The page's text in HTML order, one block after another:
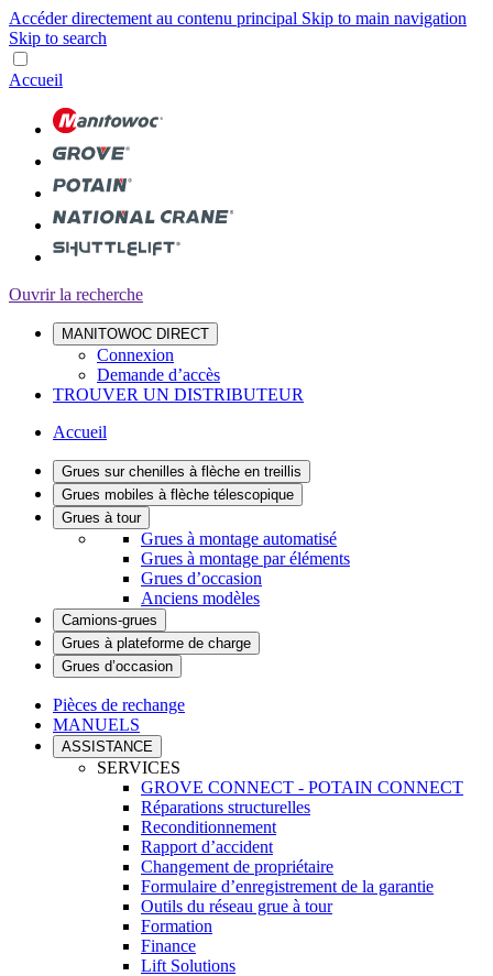
Accéder directement au contenu principal Skip to main navigation
Skip to search
Accueil
Ouvrir la recherche
MANITOWOC DIRECT
Connexion
Demande d’accès
TROUVER UN DISTRIBUTEUR
Accueil
Grues sur chenilles à flèche en treillis
Grues mobiles à flèche télescopique
Grues à tour
Grues à montage automatisé
Grues à montage par éléments
Grues d’occasion
Anciens modèles
Camions-grues
Grues à plateforme de charge
Grues d’occasion
Pièces de rechange
MANUELS
ASSISTANCE
SERVICES
GROVE CONNECT - POTAIN CONNECT
Réparations structurelles
Reconditionnement
Rapport d’accident
Changement de propriétaire
Formulaire d’enregistrement de la garantie
Outils du réseau grue à tour
Formation
Finance
Lift Solutions